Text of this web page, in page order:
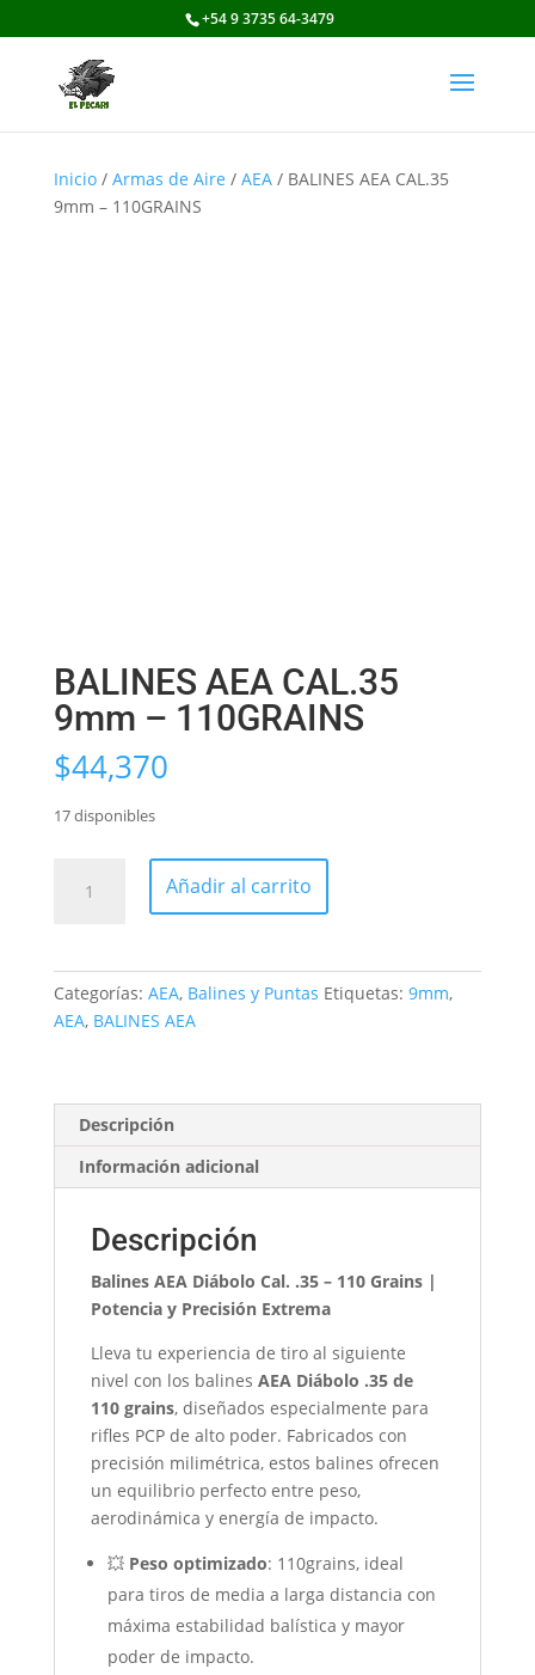
+54 9 3735 64-3479
Inicio/ Armas de Aire / AEA/ BALINES AEA CAL.35
9mm – 110GRAINS
BALINES AEA CAL.35
9mm – 110GRAINS
$44,370
17 disponibles
110GRAINS
Añadir al carrito
Categorías: AEA, Balines y Puntas Etiquetas: 9mm,
AEA, BALINES AEA
Descripción
Información adicional
Descripción
Balines AEA Diábolo Cal. .35 – 110 Grains |
Potencia y Precisión Extrema
Lleva tu experiencia de tiro al siguiente
nivel con los balines AEA Diábolo .35 de
110 grains, diseñados especialmente para
rifles PCP de alto poder. Fabricados con
precisión milimétrica, estos balines ofrecen
un equilibrio perfecto entre peso,
aerodinámica y energía de impacto.
💥 Peso optimizado: 110grains, ideal
para tiros de media a larga distancia con
máxima estabilidad balística y mayor
poder de impacto.